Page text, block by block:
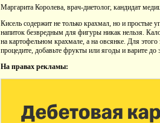
Маргарита Королева, врач-диетолог, кандидат
Кисель содержит не только крахмал, но и простые
напиток безвредным для фигуры никак нельзя.
на картофельном крахмале, а на овсянке. Для
процедите, добавьте фрукты или ягоды и варите до
На правах рекламы: